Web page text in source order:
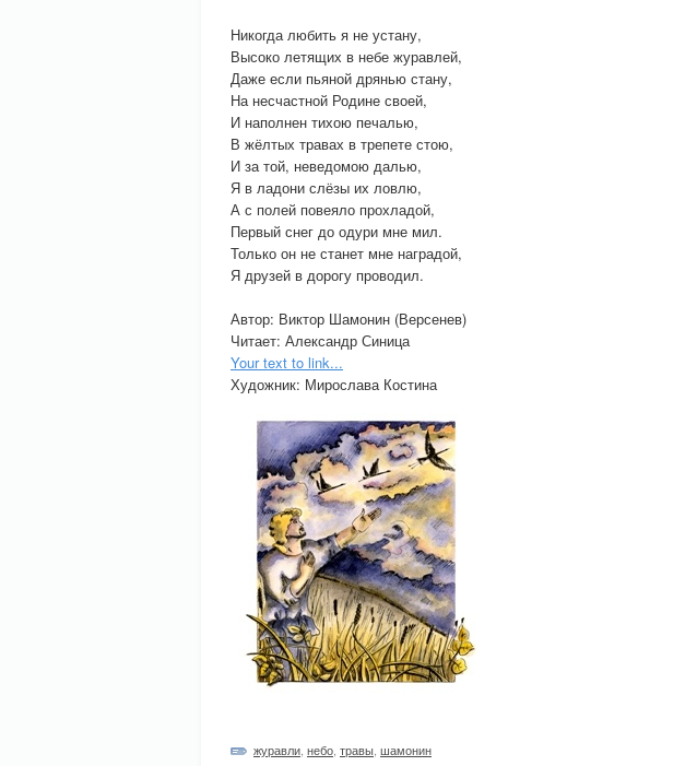
Никогда любить я не устану,
Высоко летящих в небе журавлей,
Даже если пьяной дрянью стану,
На несчастной Родине своей,
И наполнен тихою печалью,
В жёлтых травах в трепете стою,
И за той, неведомою далью,
Я в ладони слёзы их ловлю,
А с полей повеяло прохладой,
Первый снег до одури мне мил.
Только он не станет мне наградой,
Я друзей в дорогу проводил.
Автор: Виктор Шамонин (Версенев)
Читает: Александр Синица
Your text to link...
Художник: Мирослава Костина
журавли небо травы шамонин